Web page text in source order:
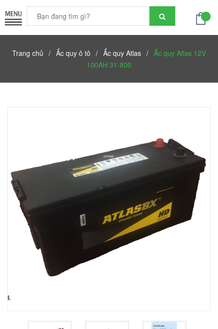
Trang chủ / Ắc quy ô tô / Ắc quy Atlas / Ắc quy Atlas 12V
100AH 31-800